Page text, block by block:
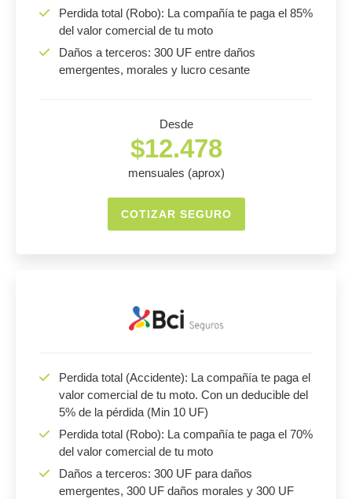
Perdida total (Robo): La compañía te paga el 85%
del valor comercial de tu moto
Daños a terceros: 300 UF entre daños
emergentes, morales y lucro cesante
Desde
$12.478
mensuales (aprox)
COTIZAR SEGURO
Perdida total (Accidente): La compañía te paga el
valor comercial de tu moto. Con un deducible del
5% de la pérdida (Min 10 UF)
Perdida total (Robo): La compañía te paga el 70%
del valor comercial de tu moto
Daños a terceros: 300 UF para daños
emergentes, 300 UF daños morales y 300 UF